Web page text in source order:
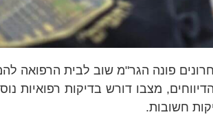
פונה הגר"מ שוב לבית הרפואה
מצבו דורש בדיקות רפואיות
חשובות.